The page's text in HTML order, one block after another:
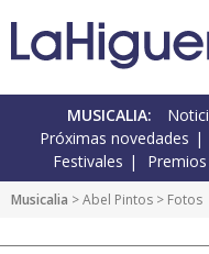
MUSICALIA:
Próximas novedades
Festivales
Premios
Musicalia >Abel Pintos > Fotos